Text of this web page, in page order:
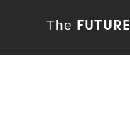
The FUTURE